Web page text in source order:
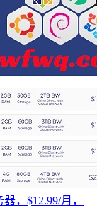
，$12.99/月，